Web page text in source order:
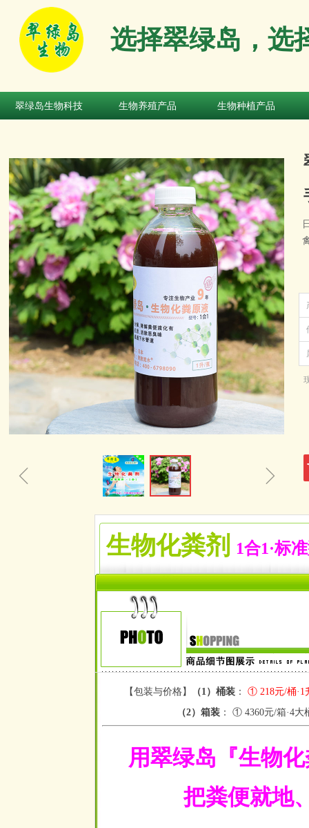
选择翠绿岛，选
翠绿岛生物科技 生物养殖产品 生物种植产品
ꁆ ꁇ
生物化粪剂 1合1·标
【包装与价格】 （1） 桶装 ： ① 218元/桶·1
（2）箱装 ： ① 4360元/箱·4大
用翠绿岛『生物
把粪便就地、